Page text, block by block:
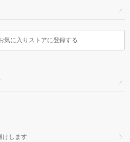
気に入りストアに登録する
けします